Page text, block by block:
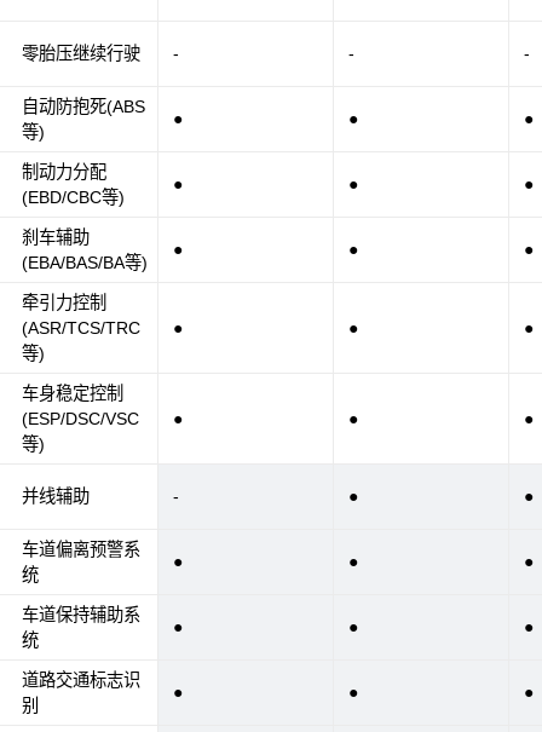
零胎压继续行驶
自动防抱死(ABS
等)
制动力分配
(EBD/CBC等)
刹车辅助
(EBA/BAS/BA等)
牵引力控制
(ASR/TCS/TRC
等)
车身稳定控制
(ESP/DSC/VSC
等)
并线辅助
车道偏离预警系
统
车道保持辅助系
统
道路交通标志识
别
- - -
● ● ●
● ● ●
● ● ●
● ● ●
● ● ●
- ● ●
● ● ●
● ● ●
● ● ●